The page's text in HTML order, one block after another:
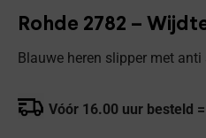
Rohde 2782 –
Blauwe heren slipper met
Vóór 16.00 uur besteld